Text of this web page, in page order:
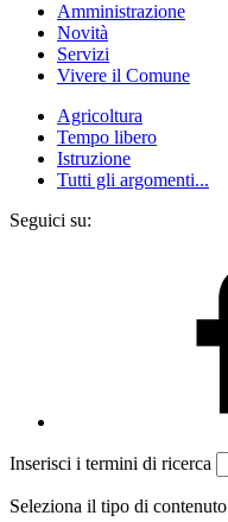
Amministrazione
Novità
Servizi
Vivere il Comune
Agricoltura
Tempo libero
Istruzione
Tutti gli argomenti...
Seguici su:
Inserisci i termini di ricerca
Seleziona il tipo di contenuto